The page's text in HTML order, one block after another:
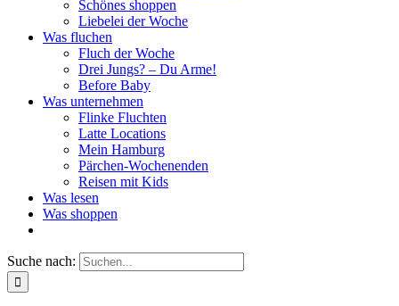
Schönes shoppen
Liebelei der Woche
Was fluchen
Fluch der Woche
Drei Jungs? – Du Arme!
Before Baby
Was unternehmen
Flinke Fluchten
Latte Locations
Mein Hamburg
Pärchen-Wochenenden
Reisen mit Kids
Was lesen
Was shoppen
Suche nach: